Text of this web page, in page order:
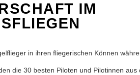
IM
in ihren fliegerischen Können
die 30 besten Piloten und Pilotinnen aus